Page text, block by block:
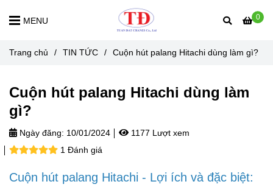
0
MENU
Trang chủ / TIN TỨC / Cuộn hút palang Hitachi dùng làm gì?
Cuộn hút palang Hitachi dùng làm
gì?
Ngày đăng: 10/01/2024
1177 Lượt xem
1 Đánh giá
Cuộn hút palang Hitachi - Lợi ích và đặc biệt: